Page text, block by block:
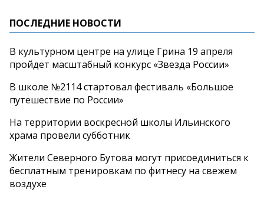
ПОСЛЕДНИЕ НОВОСТИ
В культурном центре на улице Грина 19 апреля
пройдет масштабный конкурс «Звезда России»
В школе №2114 стартовал фестиваль «Большое
путешествие по России»
На территории воскресной школы Ильинского
храма провели субботник
Жители Северного Бутова могут присоединиться к
бесплатным тренировкам по фитнесу на свежем
воздухе